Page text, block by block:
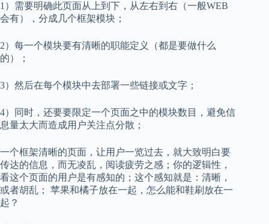
1）需要明确此页面从上到下，从左右到右（一般WEB
会有），分成几个框架模块；
2）每一个模块要有清晰的职能定义（都是要做什么
的）；
3）然后在每个模块中去部署一些链接或文字；
4）同时，还要要限定一个页面之中的模块数目，避免信
息量太大而造成用户关注点分散；
一个框架清晰的页面，让用户一览过去，就大致明白要
传达的信息，而无凌乱，阅读疲劳之感；你的逻辑性，
看这个页面的用户是有感知的；这个感知就是：清晰，
或者胡乱； 苹果和橘子放在一起，怎么能和鞋刷放在一
起？